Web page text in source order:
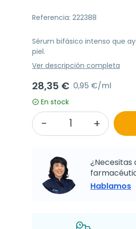
Referencia: 222388
Sérum bifásico intenso que
piel.
Ver descripción completa
28,35 € 0,95 €/ml
En stock
¿Necesitas
Hablamos